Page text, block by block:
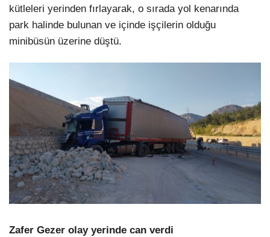
kütleleri yerinden fırlayarak, o sırada yol kenarında
park halinde bulunan ve içinde işçilerin olduğu
minibüsün üzerine düştü.
Zafer Gezer olay yerinde can verdi